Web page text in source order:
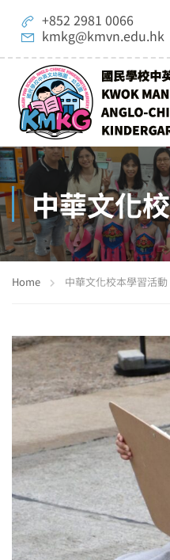
+852 2981 0066
kmkg@kmvn.edu.hk
中華文化
Home 中華文化校本學習活動